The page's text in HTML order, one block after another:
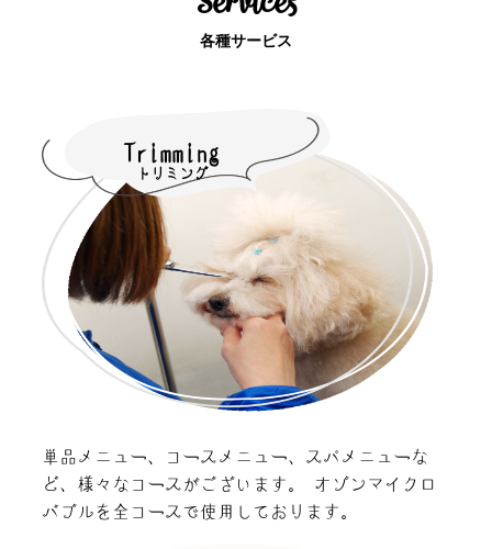
各種サービス
Trimming
トリミング
単品メニュー、コースメニュー、スパメニューな
ど、様々なコースがございます。 オゾンマイクロ
バブルを全コースで使用しております。